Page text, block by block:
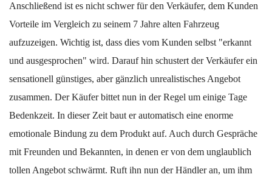
Anschließend ist es nicht schwer für den Verkäufer, dem Kunden
Vorteile im Vergleich zu seinem 7 Jahre alten Fahrzeug
aufzuzeigen. Wichtig ist, dass dies vom Kunden selbst "erkannt
und ausgesprochen" wird. Darauf hin schustert der Verkäufer ein
sensationell günstiges, aber gänzlich unrealistisches Angebot
zusammen. Der Käufer bittet nun in der Regel um einige Tage
Bedenkzeit. In dieser Zeit baut er automatisch eine enorme
emotionale Bindung zu dem Produkt auf. Auch durch Gespräche
mit Freunden und Bekannten, in denen er von dem unglaublich
tollen Angebot schwärmt. Ruft ihn nun der Händler an, um ihm